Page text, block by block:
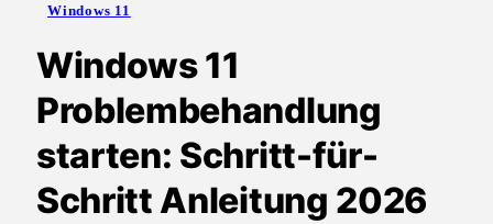
Windows 11
Windows 11
Problembehandlung
starten: Schritt-für-
Schritt Anleitung 2026